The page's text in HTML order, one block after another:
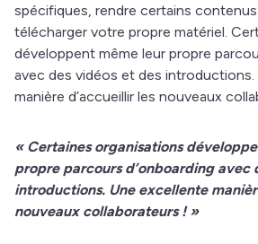
spécifiques, rendre certains
télécharger votre propre matériel.
développent même leur propre
avec des vidéos et des
manière d’accueillir les nouveaux
« Certaines organisations
propre parcours d’onboarding avec
introductions. Une excellente
nouveaux collaborateurs ! »